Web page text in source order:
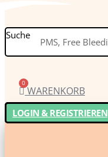
Suche
0
WARENKORB
LOGIN & REGISTRIEREN